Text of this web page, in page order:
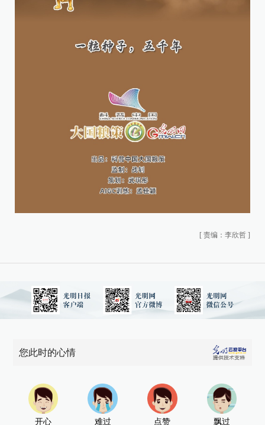
[ 责编：李欣哲 ]
您此时的心情
开心 难过 点赞 飘过